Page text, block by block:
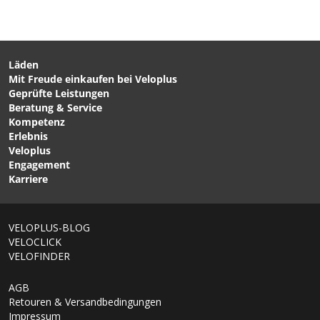
CHF 19.90
SPD Schuhplatten von
SHIMANO
CHF 79.90
Läden
Mit Freude einkaufen bei Veloplus
Geprüfte Leistungen
Beratung & Service
Kompetenz
Erlebnis
Veloplus
Engagement
Karriere
VELOPLUS-BLOG
VELOCLICK
VELOFINDER
AGB
Retouren & Versandbedingungen
Impressum